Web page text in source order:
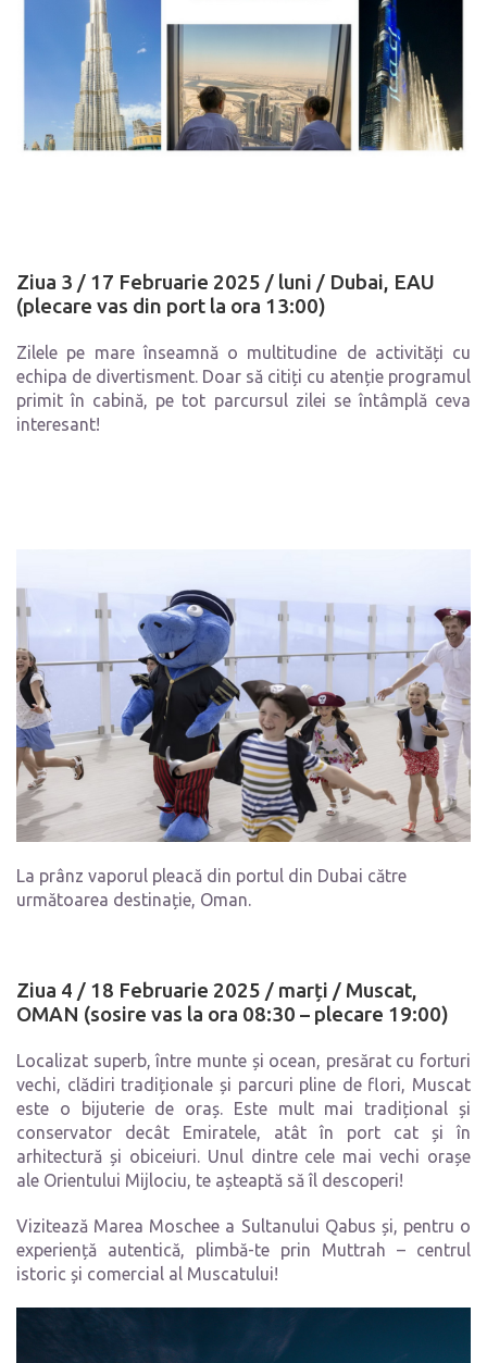
Ziua 3 / 17 Februarie 2025 / luni / Dubai, EAU
(plecare vas din port la ora 13:00)
Zilele pe mare înseamnă o multitudine de activități cu
echipa de divertisment. Doar să citiți cu atenție programul
primit în cabină, pe tot parcursul zilei se întâmplă ceva
interesant!
La prânz vaporul pleacă din portul din Dubai către
următoarea destinație, Oman.
Ziua 4 / 18 Februarie 2025 / marți / Muscat,
OMAN (sosire vas la ora 08:30 – plecare 19:00)
Localizat superb, între munte și ocean, presărat cu forturi
vechi, clădiri tradiționale și parcuri pline de flori, Muscat
este o bijuterie de oraș. Este mult mai tradițional și
conservator decât Emiratele, atât în port cat și în
arhitectură și obiceiuri. Unul dintre cele mai vechi orașe
ale Orientului Mijlociu, te așteaptă să îl descoperi!
Vizitează Marea Moschee a Sultanului Qabus și, pentru o
experiență autentică, plimbă-te prin Muttrah – centrul
istoric și comercial al Muscatului!